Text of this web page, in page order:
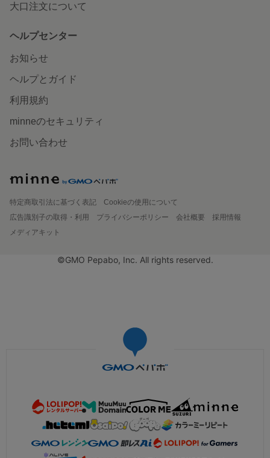
大口注文について
ヘルプセンター
お知らせ
ヘルプとガイド
利用規約
minneのセキュリティ
お問い合わせ
特定商取引法に基づく表記
Cookieの使用について
広告識別子の取得・利用
プライバシーポリシー 会社概要
採用情報
メディアキット
©GMO Pepabo, Inc. All rights reserved.